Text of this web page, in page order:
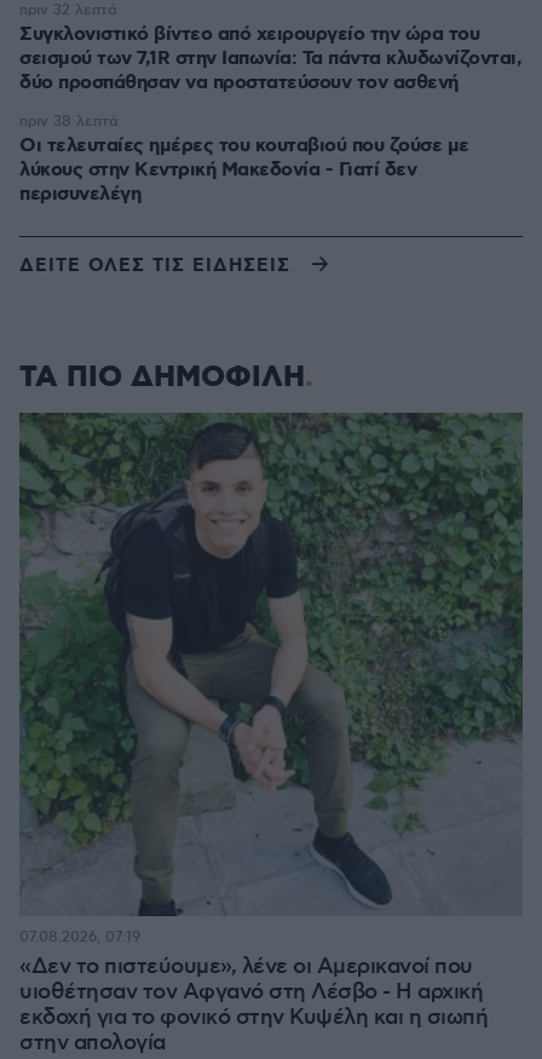
Συγκλονιστικό βίντεο από χειρουργείο την ώρα του
σεισμού των 7,1R στην Ιαπωνία: Τα πάντα κλυδωνίζονται,
δύο προσπάθησαν να προστατεύσουν τον ασθενή
πριν 32 λεπτά
Οι τελευταίες ημέρες του κουταβιού που ζούσε με
λύκους στην Κεντρική Μακεδονία - Γιατί δεν
περισυνελέγη
πριν 38 λεπτά
ΔΕΙΤΕ ΟΛΕΣ ΤΙΣ ΕΙΔΗΣΕΙΣ
ΤΑ ΠΙΟ ΔΗΜΟΦΙΛΗ
«Δεν το πιστεύουμε», λένε οι Αμερικανοί που
υιοθέτησαν τον Αφγανό στη Λέσβο - Η αρχική
εκδοχή για το φονικό στην Κυψέλη και η σιωπή
στην απολογία
07.08.2026, 07:19